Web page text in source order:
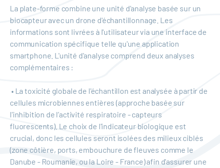
La plate-forme combine une unité d'analyse basée sur un
biocapteur avec un drone d'échantillonnage. Les
informations sont livrées à l'utilisateur via une interface de
communication spécifique telle qu'une application
smartphone. L'unité d'analyse comprend deux analyses
complémentaires :
• La toxicité globale de l'échantillon est analysée à partir de
cellules microbiennes entières (approche basée sur
l'inhibition de l’activité respiratoire - capteurs
fluorescents). Le choix de l'indicateur biologique est
crucial, donc les cellules seront isolées des milieux ciblés
(zone côtière, ports, embouchure de fleuves comme le
Danube - Roumanie, ou la Loire - France) afin d'assurer une